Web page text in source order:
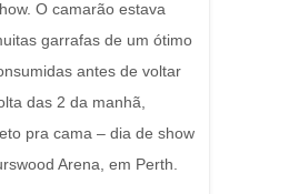
O camarão estava
garrafas de um ótimo
antes de voltar
das 2 da manhã,
pra cama – dia de show
Arena, em Perth.